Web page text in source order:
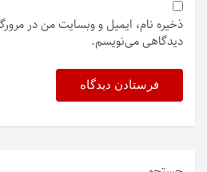
ذخیره نام، ایمیل و وبسایت من در
دیدگاهی می‌نویسم.